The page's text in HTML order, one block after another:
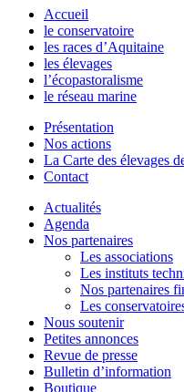
Accueil
le conservatoire
les races d’Aquitaine
les élevages
l’écopastoralisme
le réseau marine
Présentation
Nos actions
La Carte des élevages
Contact
Actualités
Agenda
Nos partenaires
Les associations
Les instituts
Nos partenaires
Les
Nous soutenir
Petites annonces
Revue de presse
Bulletin d’information
Boutique